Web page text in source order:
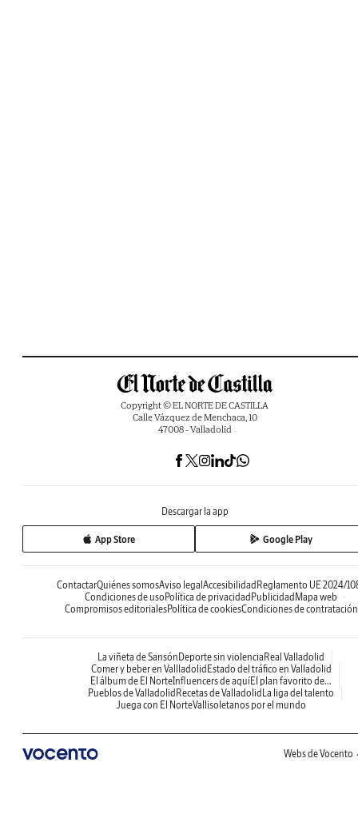
Copyright © EL NORTE DE CASTILLA
Calle Vázquez de Menchaca, 10
47008 - Valladolid
Descargar la app
App Store Google Play
ContactarQuiénes somosAviso legal Accesibilidad Reglamento UE 2024/
Condiciones de uso Política de privacidad Publicidad Mapa web
Compromisos editorialesPolítica de cookiesCondiciones de contratación
La viñeta de Sansón Deporte sin violencia Real Valladolid
Comer y beber en Vallladolid Estado del tráfico en Valladolid
El álbum de El NorteInfluencers de aquíEl plan favorito de...
Pueblos de Valladolid Recetas de Valladolid La liga del talento
Juega con El NorteVallisoletanos por el mundo
Webs de Vocento